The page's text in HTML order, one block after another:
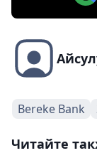
Bereke Bank
Читайте